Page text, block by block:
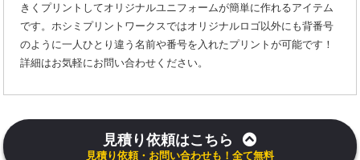
きくプリントしてオリジナルユニフォームが簡単に作れるアイテム
です。ホシミプリントワークスではオリジナルロゴ以外にも背番号
のように一人ひとり違う名前や番号を入れたプリントが可能です！
詳細はお気軽にお問い合わせください。
見積り依頼はこちら
見積り依頼・お問い合わせも！全て無料